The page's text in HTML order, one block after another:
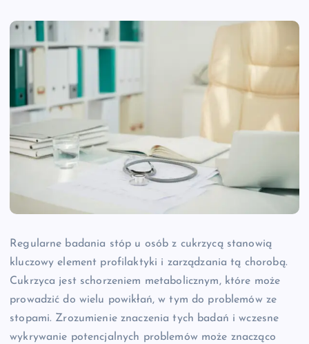
Regularne badania stóp u osób z cukrzycą stanowią
kluczowy element profilaktyki i zarządzania tą chorobą.
Cukrzyca jest schorzeniem metabolicznym, które może
prowadzić do wielu powikłań, w tym do problemów ze
stopami. Zrozumienie znaczenia tych badań i wczesne
wykrywanie potencjalnych problemów może znacząco